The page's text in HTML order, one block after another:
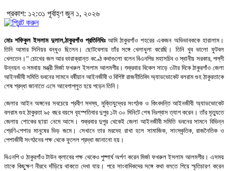
প্রকাশ: ১২:৩১ পূর্বাহ্ণ জুন ১, ২০২৬
মোঃ শফিকুল ইসলাম দুলাল,ঠাকুরগাঁও প্রতিনিধিঃআমি ঠাকুরগাঁও শহরের একজন অভিভাবককে হারালাম।
তিনি আমার সিনিয়র বন্ধুও ছিলেন। ছোটবেলায় তাঁর সঙ্গে খেলাধুলা করেছি। তিনি খুব ভালো ফুটবল
খেলতেন।” চোখের জল আর ভারাক্রান্ত কণ্ঠে কথাগুলো বলেন বিএনপির মহাসচিব ও স্থানীয় সরকার, পল্লী
উন্নয়ন ও সমবায় মন্ত্রী মির্জা ফখরুল ইসলাম আলমগীর। শুক্রবার বিকেল সাড়ে ৩টার দিকে ঠাকুরগাঁও জেলা
আইনজীবী সমিতি ভবনের সামনে বর্ষীয়ান আইনজীবী ও বিশিষ্ট রাজনীতিবিদ অ্যাডভোকেট বলরাম গুহ ঠাকুরতাকে
শেষ শ্রদ্ধা জানাতে এসে আবেগাপ্লুত হয়ে পড়েন তিনি।
‎জেলার আইন অঙ্গনের সবচেয়ে প্রবীণ সদস্য, মুক্তিযুদ্ধের সংগঠক ও কিংবদন্তি আইনজীবী অ্যাডভোকেট
বলরাম গুহ ঠাকুরতা ৯৫ বছর বয়সে বৃহস্পতিবার দুপুর ১টা ৩০ মিনিটে শেষ নিঃশ্বাস ত্যাগ করেন। তাঁর মৃত্যুতে
জেলায় শোকের ছায়া নেমে আসে। শুক্রবার দুপুর থেকেই জেলা আইনজীবী সমিতি ভবনের সামনে বিভিন্ন
শ্রেণি-পেশার মানুষের ভিড় জমে। সেখানে তার মরদেহ রাখা হলে সামাজিক, সাংস্কৃতিক, রাজনৈতিক ও
পেশাজীবী সংগঠনের পক্ষ থেকে ফুলেল শ্রদ্ধা জানানো হয়।
‎বিএনপি ও ঠাকুরগাঁও টাউন ক্লাবের পক্ষ থেকেও পুষ্পার্ঘ অর্পণ করেন মির্জা ফখরুল ইসলাম আলমগীর। এসময়
তাকে কিছুক্ষণ নীরবে দাঁড়িয়ে থাকতে দেখা যায়। পরে সাংবাদিকদের সঙ্গে কথা বলতে গিয়ে স্মৃতিচারণ করেন